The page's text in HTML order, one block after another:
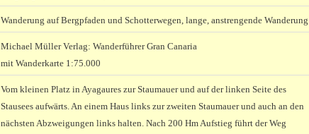
Wanderung auf Bergpfaden und Schotterwegen, lange, anstrengende Wanderung
Michael Müller Verlag: Wanderführer Gran Canaria
mit Wanderkarte 1:75.000
Vom kleinen Platz in Ayagaures zur Staumauer und auf der linken Seite des
Stausees aufwärts. An einem Haus links zur zweiten Staumauer und auch an den
nächsten Abzweigungen links halten. Nach 200 Hm Aufstieg führt der Weg